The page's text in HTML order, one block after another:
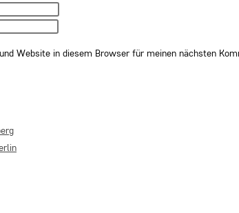
Website in diesem Browser für meinen nächsten